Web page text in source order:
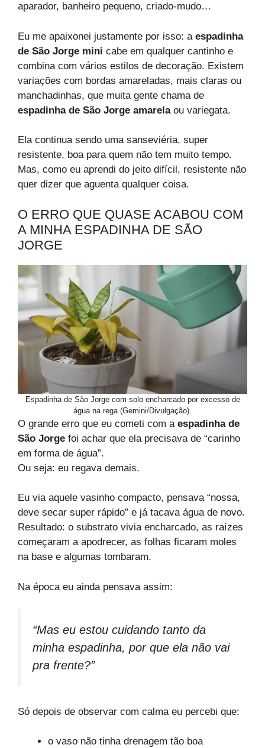
aparador, banheiro pequeno, criado-mudo…
Eu me apaixonei justamente por isso: a espadinha
de São Jorge mini cabe em qualquer cantinho e
combina com vários estilos de decoração. Existem
variações com bordas amareladas, mais claras ou
manchadinhas, que muita gente chama de
espadinha de São Jorge amarelaou variegata.
Ela continua sendo uma sanseviéria, super
resistente, boa para quem não tem muito tempo.
Mas, como eu aprendi do jeito difícil, resistente não
quer dizer que aguenta qualquer coisa.
O ERRO QUE QUASE ACABOU COM
A MINHA ESPADINHA DE SÃO
JORGE
Espadinha de São Jorge com solo encharcado por excesso de
água na rega (Gemini/Divulgação).
O grande erro que eu cometi com a espadinha de
São Jorge foi achar que ela precisava de “carinho
em forma de água”.
Ou seja: eu regava demais.
Eu via aquele vasinho compacto, pensava “nossa,
deve secar super rápido” e já tacava água de novo.
Resultado: o substrato vivia encharcado, as raízes
começaram a apodrecer, as folhas ficaram moles
na base e algumas tombaram.
Na época eu ainda pensava assim:
“Mas eu estou cuidando tanto da
minha espadinha, por que ela não vai
pra frente?”
Só depois de observar com calma eu percebi que:
o vaso não tinha drenagem tão boa